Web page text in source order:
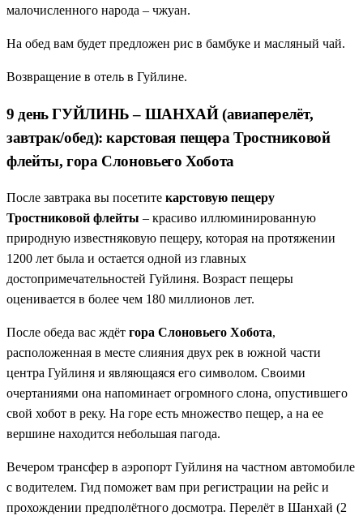
малочисленного народа – чжуан.
На обед вам будет предложен рис в бамбуке и масляный чай.
Возвращение в отель в Гуйлине.
9 день ГУЙЛИНЬ – ШАНХАЙ (авиаперелёт,
завтрак/обед): карстовая пещера Тростниковой
флейты, гора Слоновьего Хобота
После завтрака вы посетите карстовую пещеру
Тростниковой флейты – красиво иллюминированную
природную известняковую пещеру, которая на протяжении
1200 лет была и остается одной из главных
достопримечательностей Гуйлиня. Возраст пещеры
оценивается в более чем 180 миллионов лет.
После обеда вас ждёт гора Слоновьего Хобота,
расположенная в месте слияния двух рек в южной части
центра Гуйлиня и являющаяся его символом. Своими
очертаниями она напоминает огромного слона, опустившего
свой хобот в реку. На горе есть множество пещер, а на ее
вершине находится небольшая пагода.
Вечером трансфер в аэропорт Гуйлиня на частном автомобиле
с водителем. Гид поможет вам при регистрации на рейс и
прохождении предполётного досмотра. Перелёт в Шанхай (2